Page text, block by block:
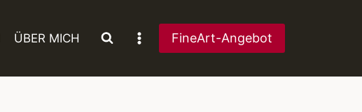
ÜBER MICH FineArt-Angebot